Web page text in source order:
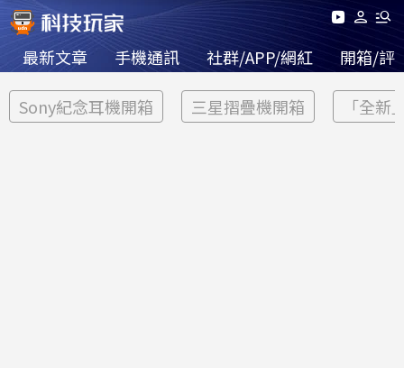
最新文章 手機通訊 社群/APP/網紅 開箱/評
Sony紀念耳機開箱 三星摺疊機開箱 「全新